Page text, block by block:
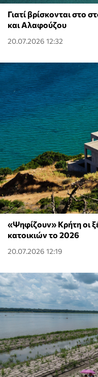
Γιατί βρίσκονται στο
και Αλαφούζου
20.07.2026 12:32
«Ψηφίζουν» Κρήτη οι
κατοικιών το 2026
20.07.2026 12:19